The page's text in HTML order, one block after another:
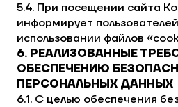
5.4. При посещении сайта
информирует
использовании файлов
6. РЕАЛИЗОВАННЫЕ
ОБЕСПЕЧЕНИЮ
ПЕРСОНАЛЬНЫХ ДАННЫХ
6.1. С целью обеспечения